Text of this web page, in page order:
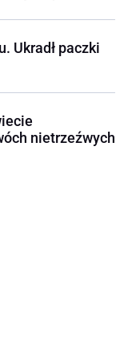
Ukradł paczki
nietrzeźwych